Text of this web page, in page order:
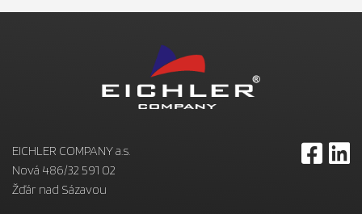
EICHLER COMPANY a.s.
Nová 486/32 591 02
Žďár nad Sázavou